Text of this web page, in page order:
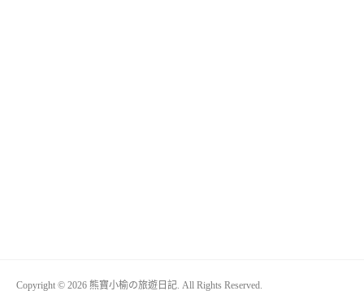
Copyright © 2026 熊寶小榆の旅遊日記. All Rights Reserved.